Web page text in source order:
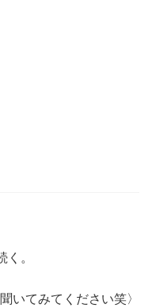
。
いてみてください笑〉